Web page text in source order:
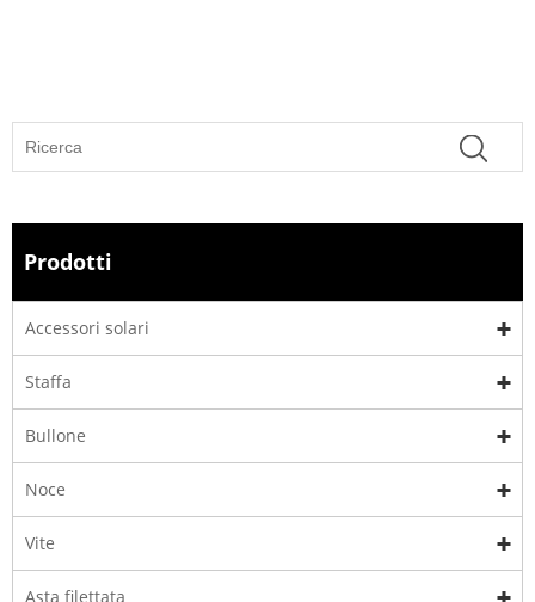
Prodotti
Accessori solari
Staffa
Bullone
Noce
Vite
Asta filettata